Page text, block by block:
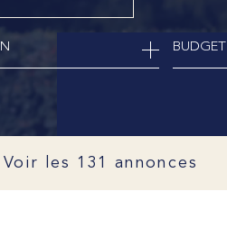
BUDGET
Voir les 131 annonces